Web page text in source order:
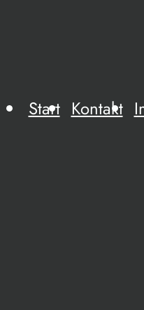
Start Kontakt